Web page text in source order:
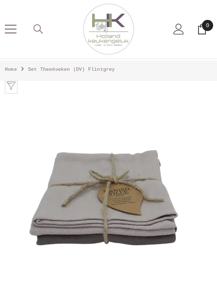
0
0
Home Set Theedoeken (DV) Flintgrey